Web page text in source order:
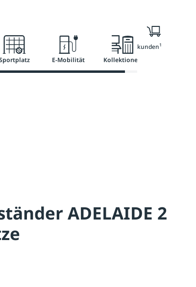
E-Mobilität Kollektionen
Nur für Geschäftskunden1
ADELAIDE 2